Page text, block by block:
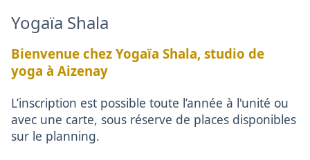
Yogaïa Shala
Bienvenue chez Yogaïa Shala, studio de
yoga à Aizenay
L’inscription est possible toute l’année à l'unité ou
avec une carte, sous réserve de places disponibles
sur le planning.